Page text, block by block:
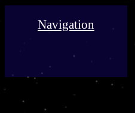
Navigation